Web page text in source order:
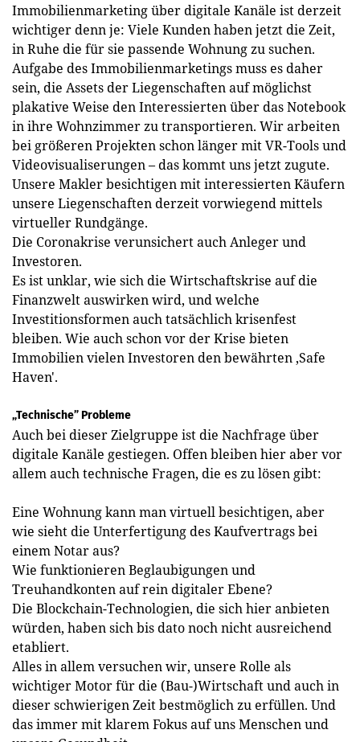
Immobilienmarketing über digitale Kanäle ist derzeit
wich­tiger denn je: Viele Kunden haben jetzt die Zeit,
in Ruhe die für sie passende Wohnung zu suchen.
Aufgabe des Immobilienmarketings muss es daher
sein, die Assets der Liegenschaften auf möglichst
plakative Weise den Interessierten über das Notebook
in ihre Wohnzimmer zu transportieren. Wir arbeiten
bei größeren Projekten schon länger mit VR-Tools und
Videovisualiserungen – das kommt uns jetzt zugute.
Unsere Makler besichtigen mit interessierten Käufern
unsere Liegenschaften derzeit vorwiegend mittels
virtueller Rundgänge.
Die Coronakrise verunsichert auch Anleger und
Investoren.
Es ist unklar, wie sich die Wirtschaftskrise auf die
Finanzwelt auswirken wird, und welche
Investitionsformen auch tatsächlich krisenfest
bleiben. Wie auch schon vor der Krise bieten
Immobilien vielen Investoren den bewährten ‚Safe
Haven'.
„Technische” Probleme
Auch bei dieser Zielgruppe ist die Nachfrage über
digitale Kanäle gestiegen. Offen bleiben hier aber vor
allem auch technische Fragen, die es zu lösen gibt:
Eine Wohnung kann man virtuell besichtigen, aber
wie sieht die Unterfertigung des Kaufvertrags bei
einem Notar aus?
Wie funktionieren Beglaubigungen und
Treuhandkonten auf rein digitaler Ebene?
Die Blockchain-Technologien, die sich hier anbieten
würden, haben sich bis dato noch nicht ausreichend
etabliert.
Alles in allem versuchen wir, unsere Rolle als
wichtiger Motor für die (Bau-)Wirtschaft und auch in
dieser schwierigen Zeit bestmöglich zu erfüllen. Und
das immer mit klarem Fokus auf uns Menschen und